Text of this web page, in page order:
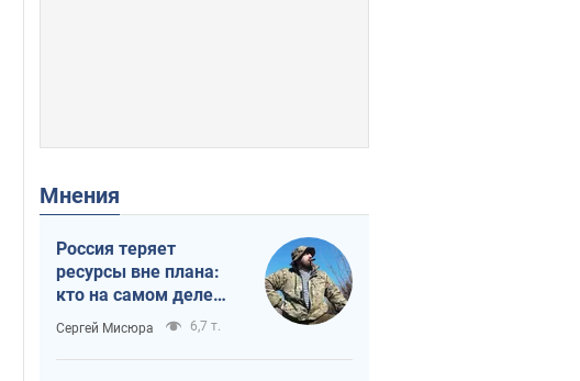
Мнения
Россия теряет
ресурсы вне плана:
кто на самом деле
диктует темп войны
Сергей Мисюра 6,7 т.